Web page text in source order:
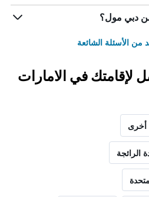
من دبي مول؟
الأسئلة الشائعة
لإقامتك في الامارات
أخرى
الرائجة